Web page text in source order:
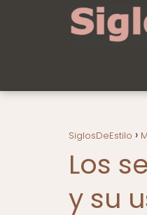
SiglosDeEstilo
Los
y su